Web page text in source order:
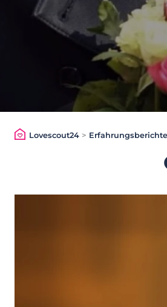
Lovescout24> Erfahrungsberichte